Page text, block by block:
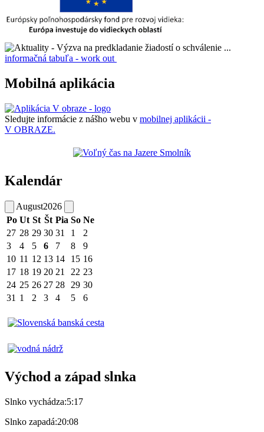
informačná tabuľa - work out
Mobilná aplikácia
Sledujte informácie z nášho webu v mobilnej aplikácii -
V OBRAZE.
Kalendár
August2026
Po Ut St Št Pia So Ne
27 28 29 30 31 1
2
3
4 5 6 7 8
9
10 11 12 13 14 15 16
17 18 19 20 21 22 23
24 25 26 27 28 29 30
31 1 2 3 4 5 6
Východ a západ slnka
Slnko vychádza:5:17
Slnko zapadá:20:08